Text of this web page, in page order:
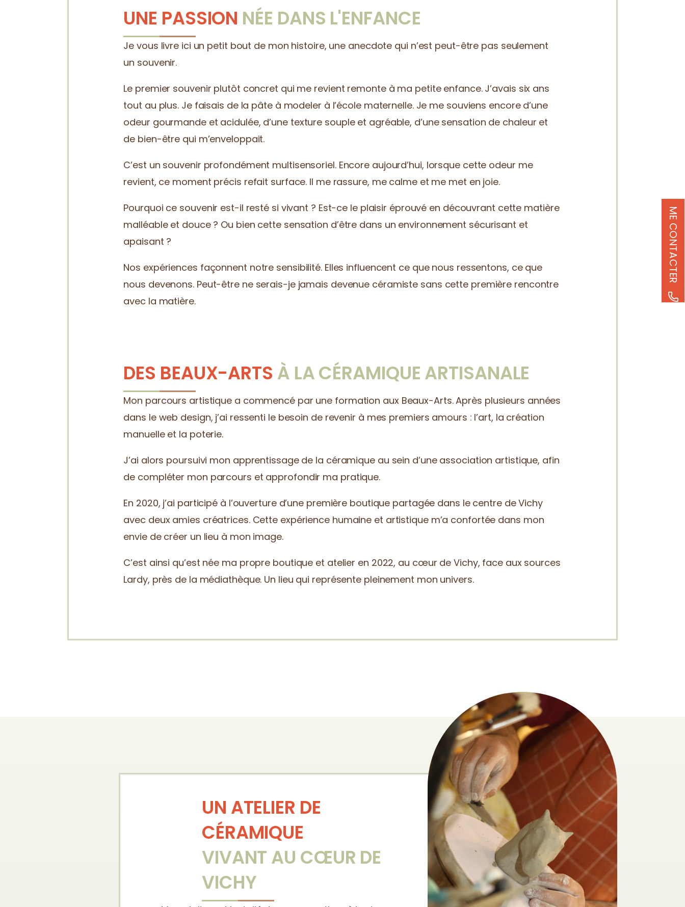
UNE PASSION NÉE DANS L'ENFANCE
Je vous livre ici un petit bout de mon histoire, une anecdote qui n’est peut-être pas seulement
un souvenir.
Le premier souvenir plutôt concret qui me revient remonte à ma petite enfance. J’avais six ans
tout au plus. Je faisais de la pâte à modeler à l’école maternelle. Je me souviens encore d’une
odeur gourmande et acidulée, d’une texture souple et agréable, d’une sensation de chaleur et
de bien-être qui m’enveloppait.
C’est un souvenir profondément multisensoriel. Encore aujourd’hui, lorsque cette odeur me
revient, ce moment précis refait surface. Il me rassure, me calme et me met en joie.
Pourquoi ce souvenir est-il resté si vivant ? Est-ce le plaisir éprouvé en découvrant cette matière
malléable et douce ? Ou bien cette sensation d’être dans un environnement sécurisant et
apaisant ?
Nos expériences façonnent notre sensibilité. Elles influencent ce que nous ressentons, ce que
nous devenons. Peut-être ne serais-je jamais devenue céramiste sans cette première rencontre
avec la matière.
DES BEAUX-ARTS À LA CÉRAMIQUE ARTISANALE
Mon parcours artistique a commencé par une formation aux Beaux-Arts. Après plusieurs années
dans le web design, j’ai ressenti le besoin de revenir à mes premiers amours : l’art, la création
manuelle et la poterie.
J’ai alors poursuivi mon apprentissage de la céramique au sein d’une association artistique, afin
de compléter mon parcours et approfondir ma pratique.
En 2020, j’ai participé à l’ouverture d’une première boutique partagée dans le centre de Vichy
avec deux amies créatrices. Cette expérience humaine et artistique m’a confortée dans mon
envie de créer un lieu à mon image.
C’est ainsi qu’est née ma propre boutique et atelier en 2022, au cœur de Vichy, face aux sources
Lardy, près de la médiathèque. Un lieu qui représente pleinement mon univers.
UN ATELIER DE
CÉRAMIQUE
VIVANT AU CŒUR DE
VICHY
ME CONTACTER